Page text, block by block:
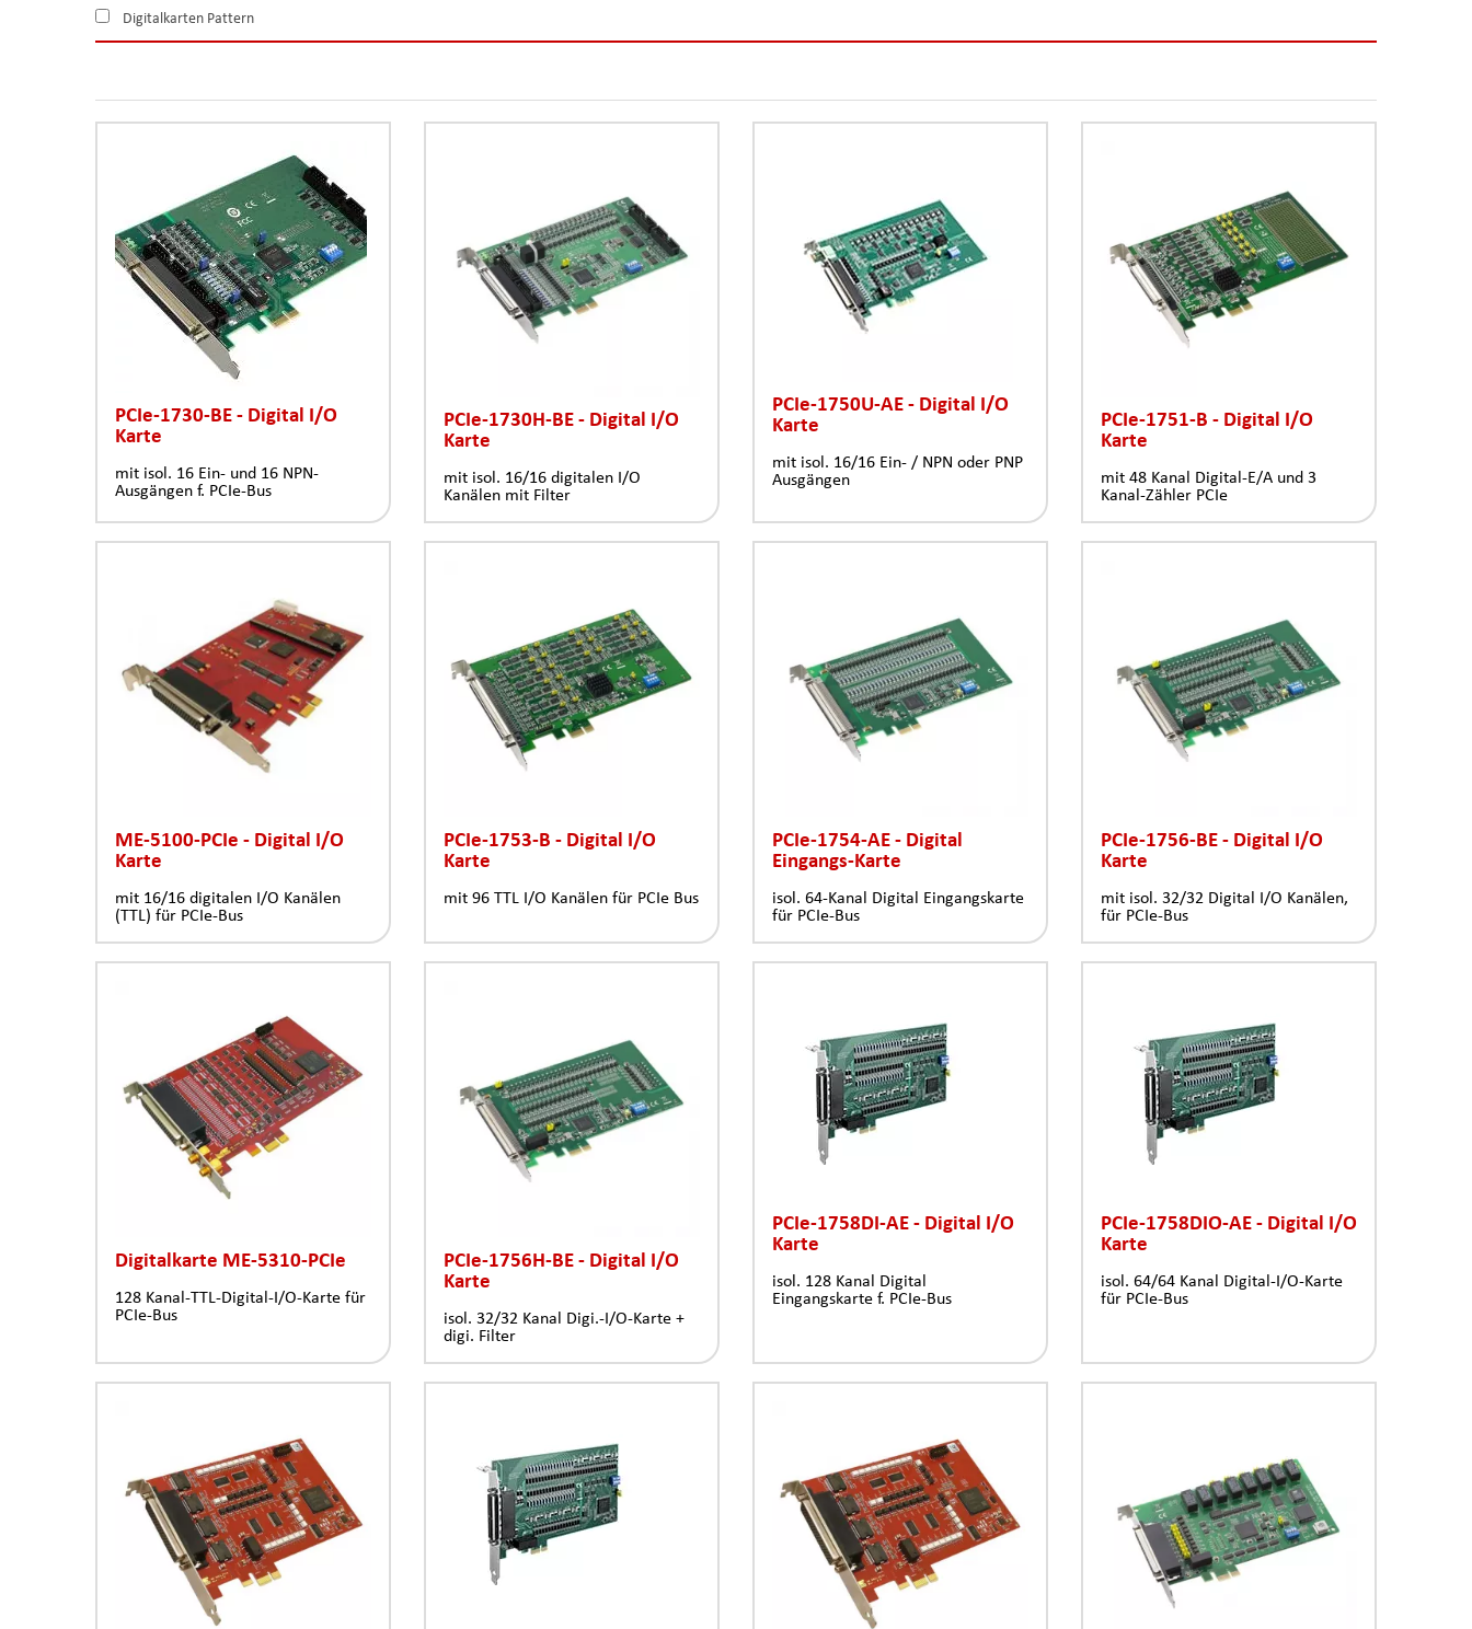
Digitalkarten Pattern
PCIe-1730-BE - Digital I/O
Karte
mit isol. 16 Ein- und 16 NPN-
Ausgängen f. PCIe-Bus
PCIe-1730H-BE - Digital I/O
Karte
mit isol. 16/16 digitalen I/O
Kanälen mit Filter
PCIe-1750U-AE - Digital I/O
Karte
mit isol. 16/16 Ein- / NPN oder PNP
Ausgängen
PCIe-1751-B - Digital I/O
Karte
mit 48 Kanal Digital-E/A und 3
Kanal-Zähler PCIe
ME-5100-PCIe - Digital I/O
Karte
mit 16/16 digitalen I/O Kanälen
(TTL) für PCIe-Bus
PCIe-1753-B - Digital I/O
Karte
mit 96 TTL I/O Kanälen für PCIe Bus
PCIe-1754-AE - Digital
Eingangs-Karte
isol. 64-Kanal Digital Eingangskarte
für PCIe-Bus
PCIe-1756-BE - Digital I/O
Karte
mit isol. 32/32 Digital I/O Kanälen,
für PCIe-Bus
Digitalkarte ME-5310-PCIe
128 Kanal-TTL-Digital-I/O-Karte für
PCIe-Bus
PCIe-1756H-BE - Digital I/O
Karte
isol. 32/32 Kanal Digi.-I/O-Karte +
digi. Filter
PCIe-1758DI-AE - Digital I/O
Karte
isol. 128 Kanal Digital
Eingangskarte f. PCIe-Bus
PCIe-1758DIO-AE - Digital I/O
Karte
isol. 64/64 Kanal Digital-I/O-Karte
für PCIe-Bus